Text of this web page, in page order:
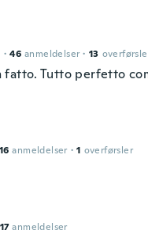
· 46 anmeldelser · 13
Tutto perfetto
anmeldelser · 1 overførsler
anmeldelser